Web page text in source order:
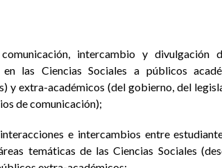
intercambio y divulgación
en las Ciencias Sociales a públicos
y extra-académicos (del gobierno, del
de comunicación);
e intercambios entre
temáticas de las Ciencias Sociales